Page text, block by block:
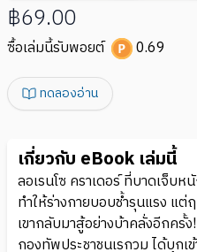
฿69.00
ซื้อเล่มนี้รับพอยต์ 0.69
ทดลองอ่าน
เกี่ยวกับ eBook เล่มนี้
ลอเรนโซ คราเดอร์ ที่บาดเจ็บห
ทำให้ร่างกายบอบช้ำรุนแรง แ
เขากลับมาสู้อย่างบ้าคลั่งอีกครั้
กองทัพประชาชนเรกวม ได้บุก